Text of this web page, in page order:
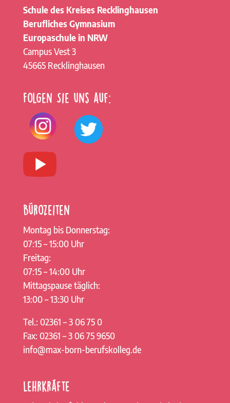
Schule des Kreises Recklinghausen
Berufliches Gymnasium
Europaschule in NRW
Campus Vest 3
45665 Recklinghausen
Folgen Sie uns auf:
Bürozeiten
Montag bis Donnerstag:
07:15 – 15:00 Uhr
Freitag:
07:15 – 14:00 Uhr
Mittagspause täglich:
13:00 – 13:30 Uhr
Tel.: 02361 – 3 06 75 0
Fax: 02361 – 3 06 75 9650
info@max-born-berufskolleg.de
Lehrkräfte